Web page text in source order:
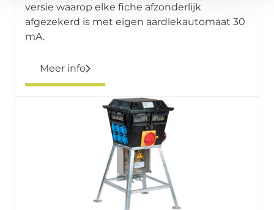
versie waarop elke fiche afzonderlijk
afgezekerd is met eigen aardlekautomaat 30
mA.
Meer info